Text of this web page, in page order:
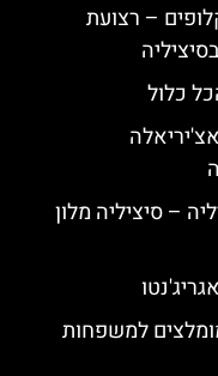
– רצועת
כלול
– סיציליה מלון
למשפחות